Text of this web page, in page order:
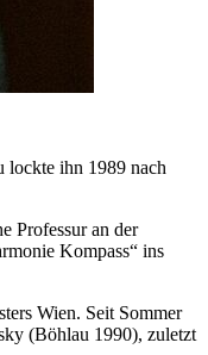
lockte ihn 1989 nach
Professur an der
Kompass“ ins
Wien. Seit Sommer
(Böhlau 1990), zuletzt